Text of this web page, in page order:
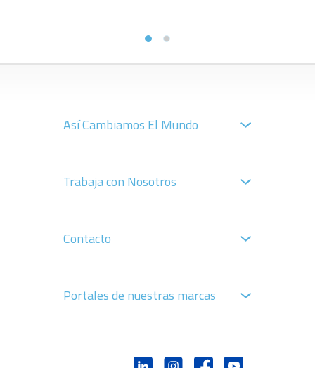
Así Cambiamos El Mundo
Trabaja con Nosotros
Contacto
Portales de nuestras marcas